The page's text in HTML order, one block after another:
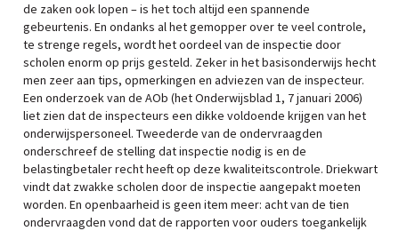
de zaken ook lopen – is het toch altijd een spannende
gebeurtenis. En ondanks al het gemopper over te veel controle,
te strenge regels, wordt het oordeel van de inspectie door
scholen enorm op prijs gesteld. Zeker in het basisonderwijs hecht
men zeer aan tips, opmerkingen en adviezen van de inspecteur.
Een onderzoek van de AOb (het Onderwijsblad 1, 7 januari 2006)
liet zien dat de inspecteurs een dikke voldoende krijgen van het
onderwijspersoneel. Tweederde van de ondervraagden
onderschreef de stelling dat inspectie nodig is en de
belastingbetaler recht heeft op deze kwaliteitscontrole. Driekwart
vindt dat zwakke scholen door de inspectie aangepakt moeten
worden. En openbaarheid is geen item meer: acht van de tien
ondervraagden vond dat de rapporten voor ouders toegankelijk